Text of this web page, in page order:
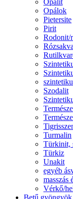
Opalit
Opálok
Pietersite
Pirit
Rodonit/
Szodalit
Turmalin
Türkinit,
Türkiz
Unakit
egyéb
masszás
Vérkő/